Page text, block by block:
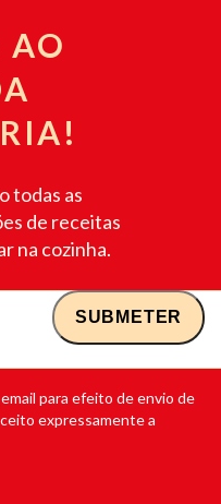
AO
todas as
de receitas
na cozinha.
para efeito de envio de
expressamente a